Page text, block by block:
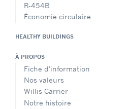
R-454B
Économie circulaire
HEALTHY BUILDINGS
À PROPOS
Fiche d'information
Nos valeurs
Willis Carrier
Notre histoire